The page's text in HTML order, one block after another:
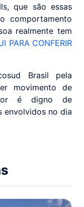
que são essas
comportamento
realmente tem
PARA CONFERIR
Brasil pela
movimento de
é digno de
envolvidos no dia